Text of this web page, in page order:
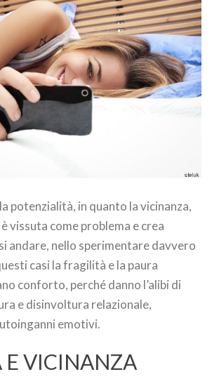
potenzialità, in quanto la vicinanza,
vissuta come problema e crea
andare, nello sperimentare davvero
casi la fragilità e la paura
conforto, perché danno l’alibi di
e disinvoltura relazionale,
emotivi.
VICINANZA